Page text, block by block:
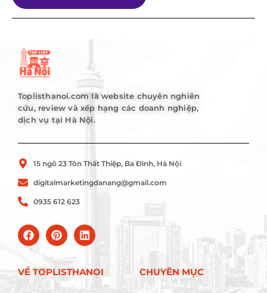
Toplisthanoi.com là website chuyên nghiên
cứu, review và xếp hạng các doanh nghiệp,
dịch vụ tại Hà Nội.
15 ngõ 23 Tôn Thất Thiệp, Ba Đình, Hà Nội
digitalmarketingdanang@gmail.com
0935 612 623
VỀ TOPLISTHANOI CHUYÊN MỤC